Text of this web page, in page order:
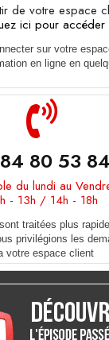
de votre espace
ici pour accéder
sur votre
en ligne en
80 53 84
du lundi au
- 13h / 14h - 18h
traitées plus
privilégions les
votre espace client